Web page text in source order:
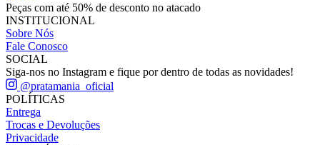
Peças com até 50% de desconto no atacado
INSTITUCIONAL
Sobre Nós
Fale Conosco
SOCIAL
Siga-nos no Instagram e fique por dentro de todas as novidades!
@pratamania_oficial
POLÍTICAS
Entrega
Trocas e Devoluções
Privacidade